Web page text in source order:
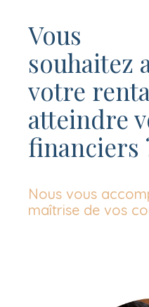
Vous
souhaitez
votre
atteindre
financiers
Nous vous
maîtrise de vos